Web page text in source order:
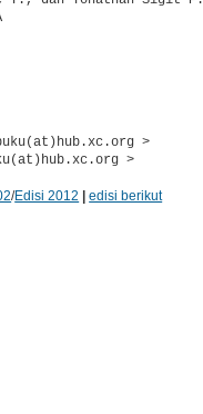
>
>
/Edisi 2012 |edisi berikut